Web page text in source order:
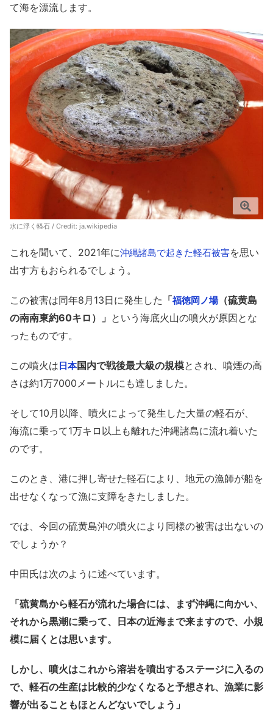
て海を漂流します。
水に浮く軽石 / Credit: ja.wikipedia
これを聞いて、2021年に沖縄諸島で起きた軽石被害を思い
出す方もおられるでしょう。
この被害は同年8月13日に発生した 「福徳岡ノ場（硫黄島
の南南東約60キロ）」 という海底火山の噴火が原因とな
ったものです。
この噴火は日本国内で戦後最大級の規模とされ、噴煙の高
さは約1万7000メートルにも達しました。
そして10月以降、噴火によって発生した大量の軽石が、
海流に乗って1万キロ以上も離れた沖縄諸島に流れ着いた
のです。
このとき、港に押し寄せた軽石により、地元の漁師が船を
出せなくなって漁に支障をきたしました。
では、今回の硫黄島沖の噴火により同様の被害は出ないの
でしょうか？
中田氏は次のように述べています。
「硫黄島から軽石が流れた場合には、まず沖縄に向かい、
それから黒潮に乗って、日本の近海まで来ますので、小規
模に届くとは思います。
しかし、噴火はこれから溶岩を噴出するステージに入るの
で、軽石の生産は比較的少なくなると予想され、漁業に影
響が出ることもほとんどないでしょう」